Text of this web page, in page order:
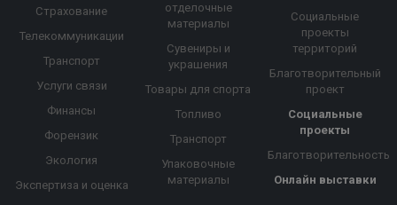
Страхование
Телекоммуникации
Транспорт
Услуги связи
Финансы
Форензик
Экология
Экспертиза и оценка
отделочные
материалы
Сувениры и
украшения
Товары для спорта
Топливо
Транспорт
Упаковочные
материалы
Социальные
проекты
территорий
Благотворительный
проект
Социальные
проекты
Благотворительность
Онлайн выставки